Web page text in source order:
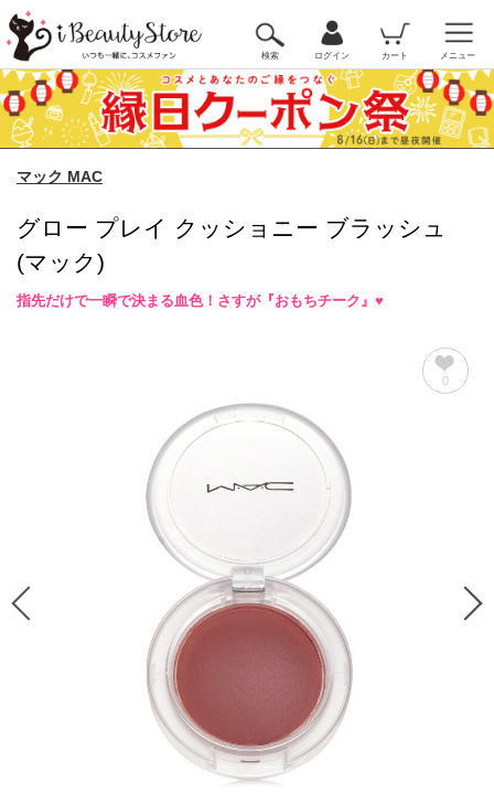
検索 ログイン カート メニュー
マック MAC
グロー プレイ クッショニー ブラッシュ
(マック)
指先だけで一瞬で決まる血色！さすが『おもちチーク』♥
0